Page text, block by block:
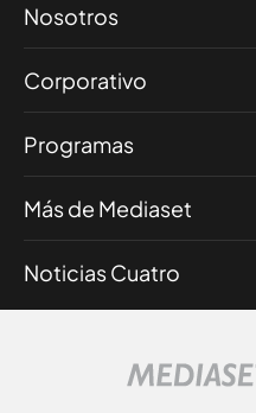
Nosotros
Corporativo
Programas
Más de Mediaset
Noticias Cuatro